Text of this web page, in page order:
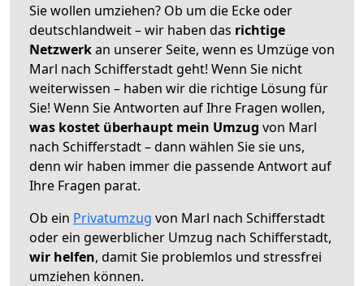
Sie wollen umziehen? Ob um die Ecke oder
deutschlandweit – wir haben das richtige
Netzwerkan unserer Seite, wenn es Umzüge von
Marl nach Schifferstadt geht! Wenn Sie nicht
weiterwissen – haben wir die richtige Lösung für
Sie! Wenn Sie Antworten auf Ihre Fragen wollen,
was kostet überhaupt mein Umzug von Marl
nach Schifferstadt – dann wählen Sie sie uns,
denn wir haben immer die passende Antwort auf
Ihre Fragen parat.
Ob ein Privatumzug von Marl nach Schifferstadt
oder ein gewerblicher Umzug nach Schifferstadt,
wir helfen, damit Sie problemlos und stressfrei
umziehen können.